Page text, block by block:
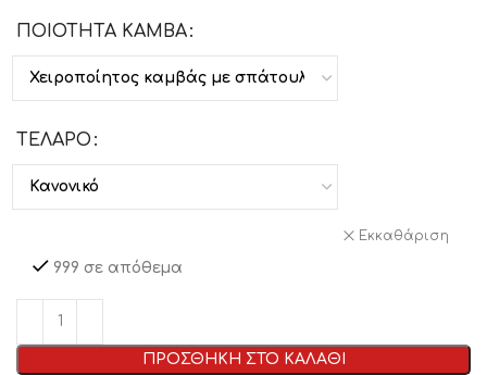
ΠΟΙΟΤΗΤΑ ΚΑΜΒΑ
ΤΕΛΑΡΟ
Εκκαθάριση
999 σε απόθεμα
ΠΡΟΣΘΗΚΗ ΣΤΟ ΚΑΛΑΘΙ